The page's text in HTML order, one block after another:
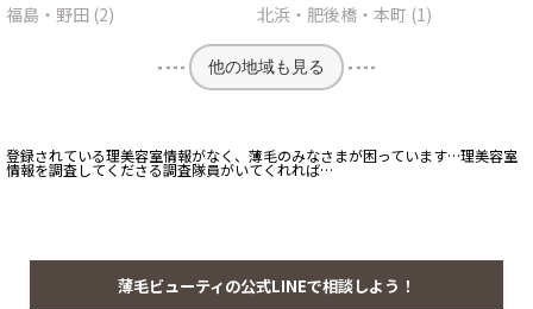
福島・野田 (2)
北浜・肥後橋・本町 (1)
他の地域も見る
登録されている理美容室情報がなく、薄毛のみなさまが困っています…理美容室
情報を調査してくださる調査隊員がいてくれれば…
薄毛ビューティの公式LINEで相談しよう！